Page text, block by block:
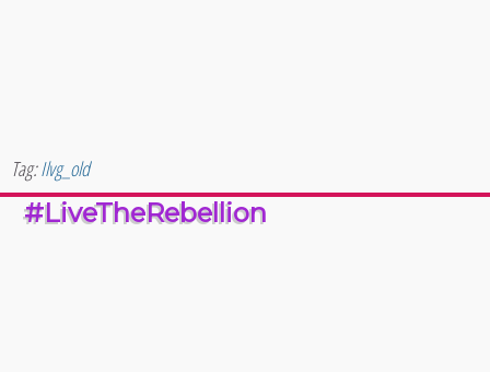
Tag:Ilvg_old
#LiveTheRebellion